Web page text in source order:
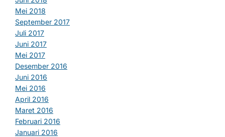
Mei 2018
September 2017
Juli 2017
Juni 2017
Mei 2017
Desember 2016
Juni 2016
Mei 2016
April 2016
Maret 2016
Februari 2016
Januari 2016